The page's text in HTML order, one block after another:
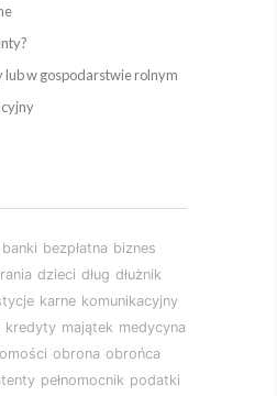
w gospodarstwie rolnym
banki bezpłatna biznes
dzieci dług dłużnik
karne komunikacyjny
kredyty majątek medycyna
obrona obrońca
pełnomocnik podatki